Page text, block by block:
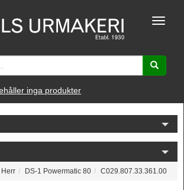
Toggle
inga produkter
Herr DS-1 Powermatic 80 C029.807.33.361.00